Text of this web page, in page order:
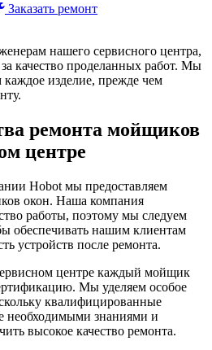
Заказать ремонт
нашего сервисного центра,
качество проделанных работ. Мы
изделие, прежде чем
ремонта мойщиков
центре
Hobot мы предоставляем
окон. Наша компания
работы, поэтому мы следуем
обеспечивать нашим клиентам
устройств после ремонта.
центре каждый мойщик
Мы уделяем особое
квалифицированные
необходимыми знаниями и
высокое качество ремонта.